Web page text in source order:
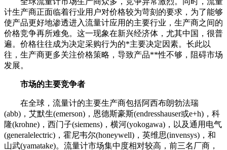
计生产商正面临着行业用户对价格较为苛刻的要求，为了能够
使产品更好地渗透进入流量计应用的主要行业，生产商之间的
价格竞争再所难免。这一现象在新兴经济体，尤其中国，很普
遍。价格往往成为决定采购行为的*主要决定因素。长此以
往，生产商更多关注价格策略，导致产品**性不够，阻碍市场
发展。
市场的主要竞争者
在全球，流量计的主要生产商包括阿西布朗勃法瑞
(abb)，艾默生(emerson)，恩德斯豪斯(endresshauser或e+h)，科
隆(krohne)，西门子(siemens)，横河(yokogawa)，以及通用电气
(generalelectric)，霍尼韦尔(honeywell)，英维思(invensys)，和
山武(yamatake)。流量计市场集中度相对较高，前三名厂商，